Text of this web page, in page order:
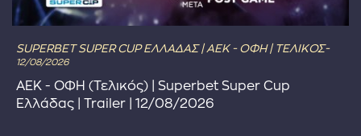
SUPERBET SUPER CUP ΕΛΛΑΔΑΣ | ΑΕΚ - ΟΦΗ | ΤΕΛΙΚΟΣ-
12/08/2026
ΑΕΚ - ΟΦΗ (Τελικός) | Superbet Super Cup
Ελλάδας | Trailer | 12/08/2026